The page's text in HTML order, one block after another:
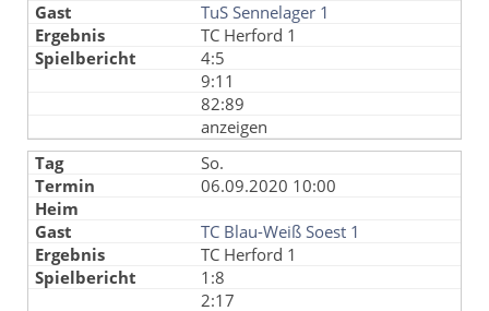
TuS Sennelager 1
TC Herford 1
4:5
9:11
82:89
anzeigen
So.
06.09.2020 10:00
TC Blau-Weiß Soest 1
TC Herford 1
1:8
2:17